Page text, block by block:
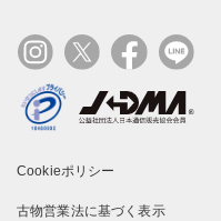
Cookieポリシー
古物営業法に基づく表示